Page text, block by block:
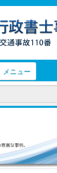
メニュー
（初回申請）
（異議申立）